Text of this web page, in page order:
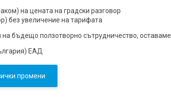
на цената на градски разговор
без увеличение на тарифата
на бъдещо ползотворно сътрудничество, оставаме
ЕАД
промени